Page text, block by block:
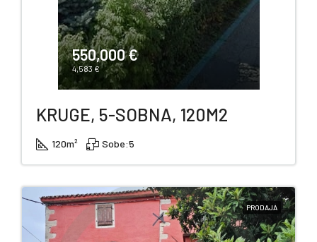
550,000 €
4,583 €
KRUGE, 5-SOBNA, 120M2
120m² Sobe:5
PRODAJA